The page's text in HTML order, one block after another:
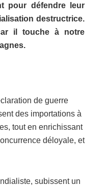
pour défendre leur
destructrice.
il touche à notre
de guerre
des importations à
tout en enrichissant
déloyale, et
subissent un